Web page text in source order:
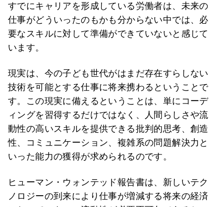
すでにキャリアを形成している労働者は、未来の
仕事がどういったのもかも分からない中では、必
要なスキルに対して準備ができていないと感じて
います。
現実は、今の子ども世代がはまだ存在すらしない
技術を可能とする仕事に将来携わるということで
す。この現実に備えるということは、単にコーデ
ィングを習得するだけではなく、人間らしさや流
動性の高いスキルを提供できる批判的思考、創造
性、コミュニケーション、複雑系の問題解決力と
いった能力の獲得が求められるのです。
ヒューマン・ウォンテッド報告書は、新しいテク
ノロジーの到来により仕事が増減する将来の経済